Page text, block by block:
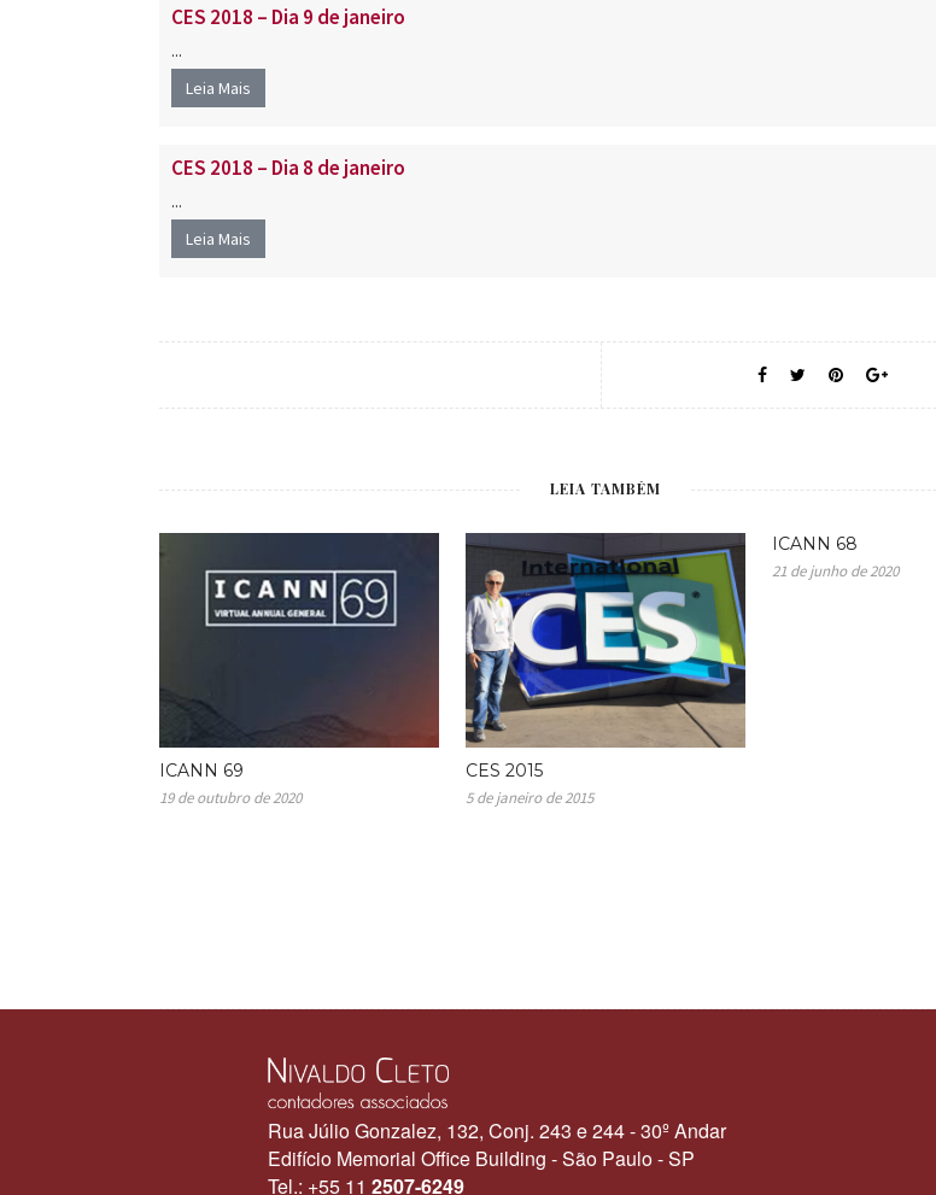
CES 2018 – Dia 9 de janeiro
...
Leia Mais
CES 2018 – Dia 8 de janeiro
...
Leia Mais
LEIA TAMBÉM
ICANN 69
19 de outubro de 2020
CES 2015
5 de janeiro de 2015
ICANN 68
21 de junho de 2020
Rua Júlio Gonzalez, 132, Conj. 243 e 244 - 30º Andar
Edifício Memorial Office Building - São Paulo - SP
Tel.: +55 11 2507-6249